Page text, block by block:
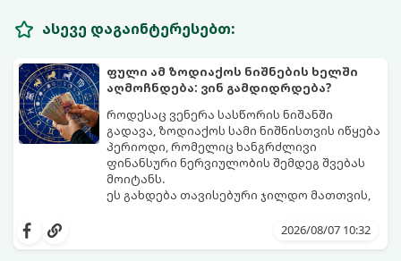
ასევე დაგაინტერესებთ:
ფული ამ ზოდიაქოს ნიშნების ხელში
აღმოჩნდება: ვინ გამდიდრდება?
როდესაც ვენერა სასწორის ნიშანში
გადავა, ზოდიაქოს სამი ნიშნისთვის იწყება
პერიოდი, რომელიც ხანგრძლივი
ფინანსური ნერვიულობის შემდეგ შვებას
მოიტანს.
ეს გახდება თავისებური ჯილდო მათთვის,
იჩენდა და სირთულეების მიუხედავად წინ
2026/08/07 10:32